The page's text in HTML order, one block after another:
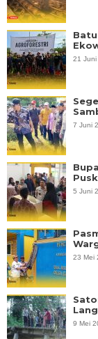
21 Juni
7 Juni
5 Juni
23 Mei
9 Mei